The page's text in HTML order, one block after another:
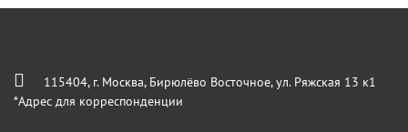
115404, г. Москва, Бирюлёво Восточное, ул. Ряжская 13 к1
*Адрес для корреспонденции